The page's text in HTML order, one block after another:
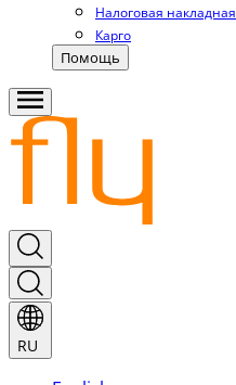
Налоговая накладная
Карго
Помощь
RU